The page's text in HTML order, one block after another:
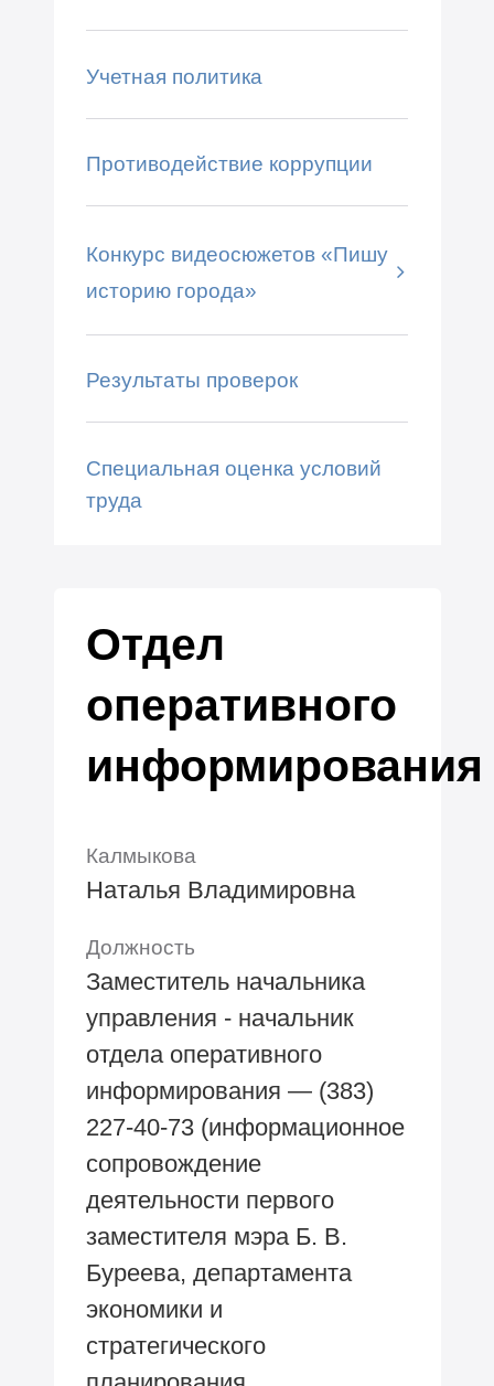
Учетная политика
Противодействие коррупции
Конкурс видеосюжетов «Пишу
историю города»
Результаты проверок
Специальная оценка условий
труда
Отдел
оперативного
информирования
Калмыкова
Наталья Владимировна
Должность
Заместитель начальника
управления - начальник
отдела оперативного
информирования — (383)
227-40-73 (информационное
сопровождение
деятельности первого
заместителя мэра Б. В.
Буреева, департамента
экономики и
стратегического